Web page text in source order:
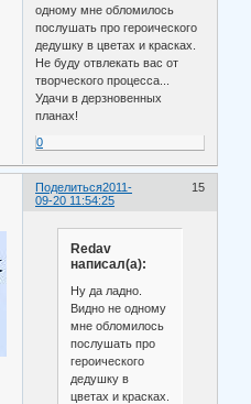
одному мне обломилось
послушать про героического
дедушку в цветах и красках.
Не буду отвлекать вас от
творческого процесса...
Удачи в дерзновенных
планах!
0
Поделиться 15
2011-
09-20 11:54:25
Redav
написал(а):
Ну да ладно.
Видно не одному
мне обломилось
послушать про
героического
дедушку в
цветах и красках.